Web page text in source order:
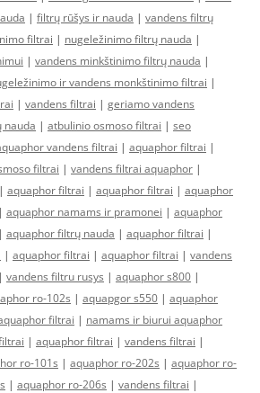
| filtrų rūšys ir nauda | vandens filtrų
filtrai | nugeležinimo filtrų nauda |
| vandens minkštinimo filtrų nauda |
ir vandens monkštinimo filtrai |
| vandens filtrai | geriamo vandens
nauda | atbulinio osmoso filtrai | seo
vandens filtrai | aquaphor filtrai |
filtrai | vandens filtrai aquaphor |
| aquaphor filtrai | aquaphor filtrai | aquaphor
| aquaphor namams ir pramonei | aquaphor
| aquaphor filtrų nauda | aquaphor filtrai |
| aquaphor filtrai | aquaphor filtrai | vandens
| vandens filtru rusys | aquaphor s800 |
ro-102s | aquapgor s550 | aquaphor
filtrai | namams ir biurui aquaphor
| aquaphor filtrai | vandens filtrai |
ro-101s | aquaphor ro-202s | aquaphor ro-
| aquaphor ro-206s | vandens filtrai |